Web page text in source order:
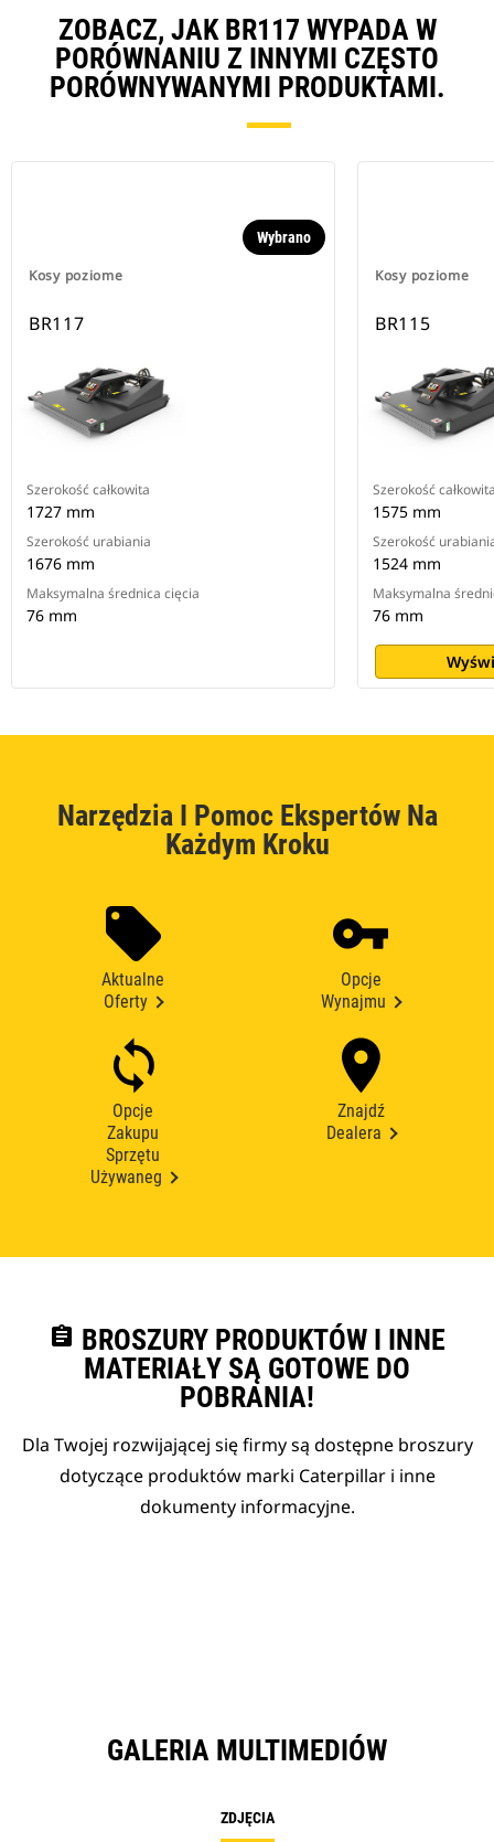
ZOBACZ, JAK BR117 WYPADA W
PORÓWNANIU Z INNYMI CZĘSTO
PORÓWNYWANYMI PRODUKTAMI.
Kosy poziome
Wybrano
BR117
Szerokość całkowita
1727 mm
Szerokość urabiania
1676 mm
Maksymalna średnica cięcia
76 mm
Kosy poziome
BR115
Szerokość
1575 mm
Szerokość
1524 mm
Maksymalna
76 mm
Narzędzia I Pomoc Ekspertów Na
Każdym Kroku
Aktualne
Oferty
Opcje
Wynajmu
Opcje
Zakupu
Sprzętu
Używaneg
Znajdź
Dealera
assignment BROSZURY PRODUKTÓW I INNE
MATERIAŁY SĄ GOTOWE DO
POBRANIA!
Dla Twojej rozwijającej się firmy są dostępne broszury
dotyczące produktów marki Caterpillar i inne
dokumenty informacyjne.
GALERIA MULTIMEDIÓW
ZDJĘCIA